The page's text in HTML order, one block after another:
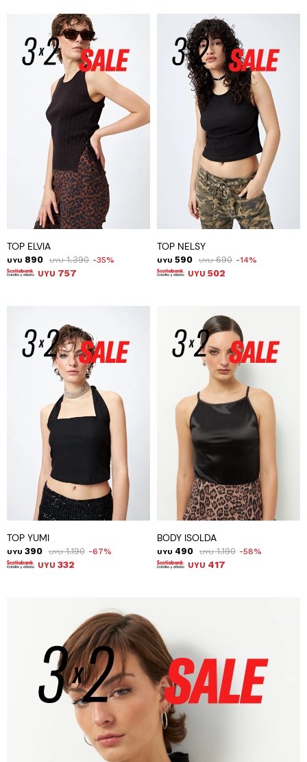
TOP ELVIA
UYU 890 UYU 1.390 35
UYU 757
TOP NELSY
UYU 590 UYU 690 14
UYU 502
TOP YUMI
UYU 390 UYU 1.190 67
UYU 332
BODY ISOLDA
UYU 490 UYU 1.190 58
UYU 417